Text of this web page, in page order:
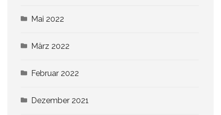
Mai 2022
März 2022
Februar 2022
Dezember 2021